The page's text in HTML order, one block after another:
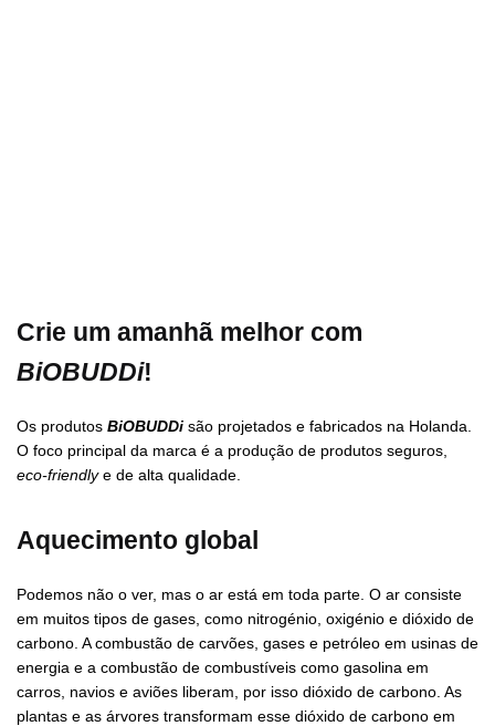
Crie um amanhã melhor com
BiOBUDDi!
Os produtos BiOBUDDi são projetados e fabricados na Holanda.
O foco principal da marca é a produção de produtos seguros,
eco-friendlye de alta qualidade.
Aquecimento global
Podemos não o ver, mas o ar está em toda parte. O ar consiste
em muitos tipos de gases, como nitrogénio, oxigénio e dióxido de
carbono. A combustão de carvões, gases e petróleo em usinas de
energia e a combustão de combustíveis como gasolina em
carros, navios e aviões liberam, por isso dióxido de carbono. As
plantas e as árvores transformam esse dióxido de carbono em